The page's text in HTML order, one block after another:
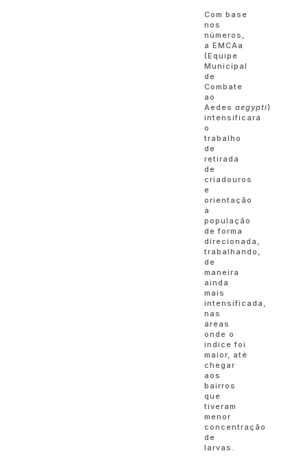
Com base
nos
números,
a EMCAa
(Equipe
Municipal
de
Combate
ao
Aedes aegypti)
intensificará
o
trabalho
de
retirada
de
criadouros
e
orientação
à
população
de forma
direcionada,
trabalhando,
de
maneira
ainda
mais
intensificada,
nas
áreas
onde o
índice foi
maior, até
chegar
aos
bairros
que
tiveram
menor
concentração
de
larvas.